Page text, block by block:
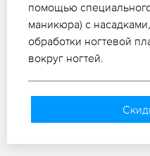
помощью
маникюра) с
обработки ногтевой
вокруг ногтей.